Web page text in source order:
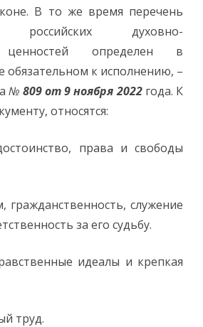
В то же время перечень
российских духовно-
ценностей определен в
обязательном к исполнению, –
№ 809 от 9 ноября 2022года. К
относятся:
права и свободы
служение
за его судьбу.
идеалы и крепкая
труд.